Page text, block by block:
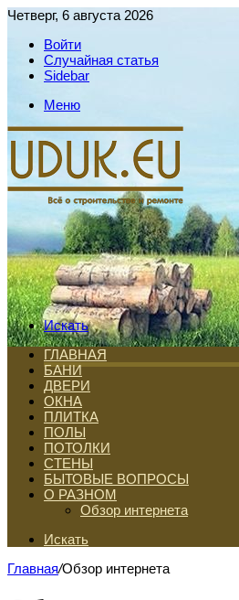
Четверг, 6 августа 2026
Войти
Случайная статья
Sidebar
Меню
Искать
ГЛАВНАЯ
БАНИ
ДВЕРИ
ОКНА
ПЛИТКА
ПОЛЫ
ПОТОЛКИ
СТЕНЫ
БЫТОВЫЕ ВОПРОСЫ
О РАЗНОМ
Обзор интернета
Искать
Главная/Обзор интернета